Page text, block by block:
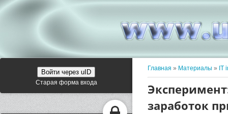
Войти через uID
Старая форма входа
Главная » Материалы » IT
заработок